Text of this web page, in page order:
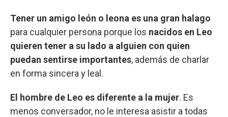
Tener un amigo león o leona es una gran halago
para cualquier persona porque los nacidos en Leo
quieren tener a su lado a alguien con quien
puedan sentirse importantes, además de charlar
en forma sincera y leal.
El hombre de Leo es diferente a la mujer. Es
menos conversador, no le interesa asistir a todas